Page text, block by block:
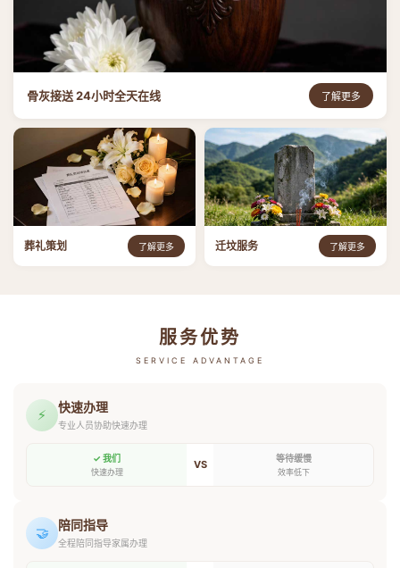
骨灰接送 24小时全天在线 了解更多
葬礼策划 了解更多 迁坟服务 了解更多
服务优势
SERVICE ADVANTAGE
⚡ 快速办理
专业人员协助快速办理
✓ 我们
快速办理
VS 等待缓慢
效率低下
🤝 陪同指导
全程陪同指导家属办理